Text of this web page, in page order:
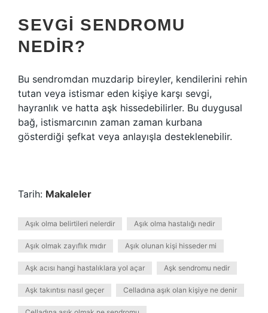
SEVGI SENDROMU
NEDIR?
Bu sendromdan muzdarip bireyler, kendilerini rehin
tutan veya istismar eden kişiye karşı sevgi,
hayranlık ve hatta aşk hissedebilirler. Bu duygusal
bağ, istismarcının zaman zaman kurbana
gösterdiği şefkat veya anlayışla desteklenebilir.
Tarih: Makaleler
Aşık olma belirtileri nelerdir Aşık olma hastalığı nedir
Aşık olmak zayıflık mıdır Aşık olunan kişi hisseder mi
Aşk acısı hangi hastalıklara yol açar Aşk sendromu nedir
Aşk takıntısı nasıl geçer Celladına aşık olan kişiye ne denir